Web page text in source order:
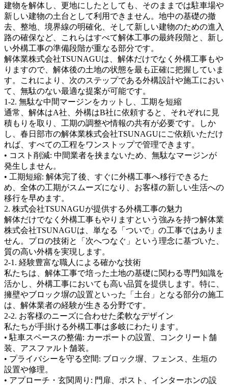
建物を解体し、更地にしたとしても、そのままでは駐車場や
新しい建物の土台として利用できません。地中の基礎の撤
去、整地、境界線の明確化、そして新しい建物のための進入
路の確保など、これらはすべて解体工事の最終段階と、新し
い外構工事の準備段階が重なる部分です。
解体業株式会社TSUNAGUは、解体だけでなく外構工事もや
りますので、解体後の土地の状態を最も正確に把握していま
す。これにより、次のステップである外構設計や施工におい
て、無駄のない最適な提案が可能です。
1-2. 無駄な中間マージンをカットし、工期を短縮
通常、解体はA社、外構はB社に依頼すると、それぞれに見
積もりを取り、工期の調整や情報の共有が必要です。しか
し、春日部市の解体業株式会社TSUNAGUにご依頼いただけ
れば、すべての工程をワンストップで管理できます。
• コスト削減: 中間業者を挟まないため、無駄なマージンが
発生しません。
• 工期短縮: 解体完了後、すぐに外構工事へ移行できるた
め、全体の工期がスムーズになり、お客様の新しい生活への
移行を早めます。
2. 株式会社TSUNAGUが提供する外構工事の魅力
解体だけでなく外構工事もやりますという強みを持つ解体業
株式会社TSUNAGUは、単なる「ついで」の工事ではありま
せん。プロの技術と「次へつなぐ」という理念に基づいた、
質の高い外構を実現します。
2-1. 経験豊富な職人による確かな技術
私たちは、解体工事で培った土地の基礎に関わる専門知識を
活かし、外構工事においても高い品質を提供します。特に、
擁壁やブロック塀の設置といった「土台」となる部分の施工
は、解体業者の経験が生きる分野です。
2-2. お客様のニーズに合わせた柔軟なデザイン
私たちが手掛ける外構工事は多岐にわたります。
• 駐車スペースの整備: カーポートの設置、コンクリート舗
装、アスファルト舗装。
• プライバシーを守る空間: ブロック塀、フェンス、生垣の
設置や修理。
• アプローチ・玄関周り: 門扉、ポスト、インターホンの設